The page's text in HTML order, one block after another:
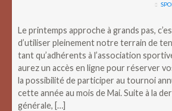
Le printemps approche à grands pas,
d’utiliser pleinement notre terrain de
tant qu’adhérents à l’association
aurez un accès en ligne pour réserver
la possibilité de participer au tournoi
cette année au mois de Mai. Suite à la
générale, […]